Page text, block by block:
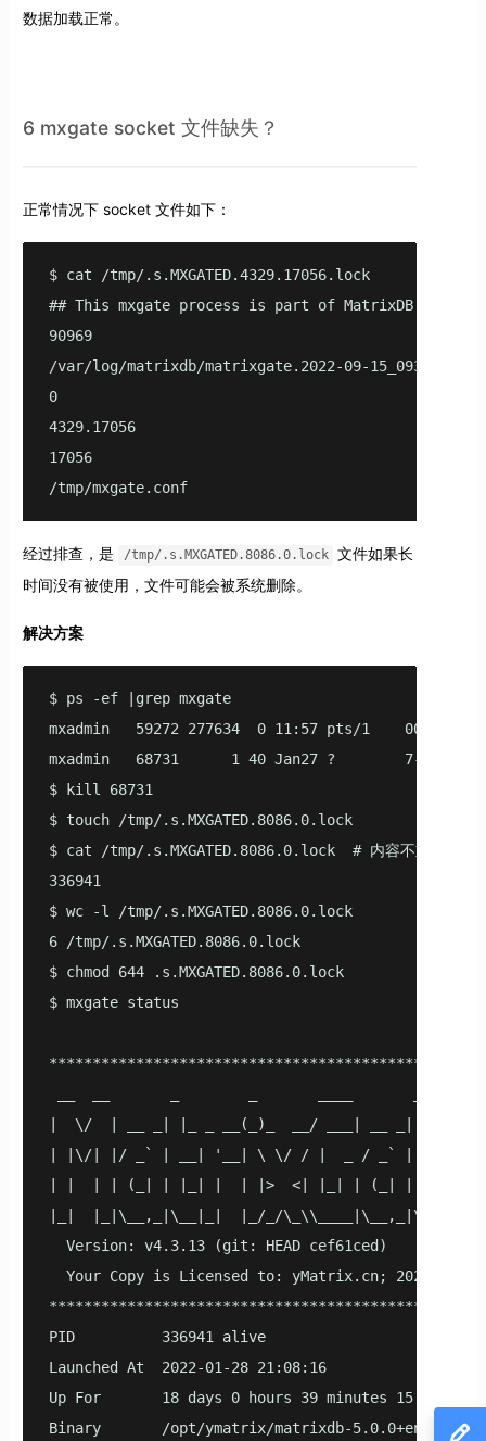
数据加载正常。
6 mxgate socket 文件缺失？
正常情况下 socket 文件如下：
$ cat /tmp/.s.MXGATED.4329.17056.lock
## This mxgate process is part of MatrixDB
90969
/var/log/matrixdb/matrixgate.2022-09-15_093212-
0
4329.17056
17056
/tmp/mxgate.conf
经过排查，是 /tmp/.s.MXGATED.8086.0.lock
文件如果长
时间没有被使用，文件可能会被系统删除。
解决方案
$ ps -ef |grep mxgate
mxadmin   59272 277634  0 11:57 pts/1    00:00:00
mxadmin   68731      1 40 Jan27 ?        7-
$ kill 68731
$ touch /tmp/.s.MXGATED.8086.0.lock
$ cat /tmp/.s.MXGATED.8086.0.lock  # 内容不重要，关
336941
$ wc -l /tmp/.s.MXGATED.8086.0.lock
6 /tmp/.s.MXGATED.8086.0.lock
$ chmod 644 .s.MXGATED.8086.0.lock
$ mxgate status
|  \/  | __ _| |_ _ __(_)_  __/ ___| __ _| |_ ___
| |\/| |/ _` | __| '__| \ \/ / |  _ / _` | __/ _ \
| |  | | (_| | |_| |  | |>  <| |_| | (_| | ||  __/
|_|  |_|\__,_|\__|_|  |_/_/\_\\____|\__,_|\__\___|
  Version: v4.3.13 (git: HEAD cef61ced)
Your Copy is Licensed to: yMatrix.cn; 2022-04-
PID          336941 alive
Launched At  2022-01-28 21:08:16
Up For       18 days 0 hours 39 minutes 15 seconds
Binary       /opt/ymatrix/matrixdb-